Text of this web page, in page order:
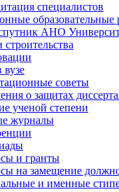
специалистов
образовательные
АНО
строительства
вузе
советы
о защитах
ученой степени
журналы
и гранты
на замещение
и именные